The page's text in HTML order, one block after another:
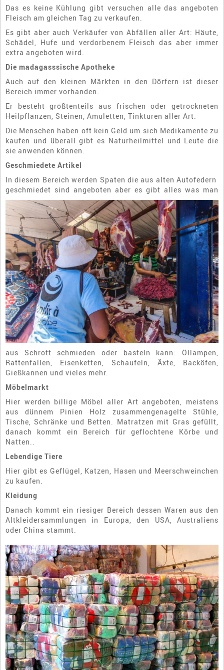
Das es keine Kühlung gibt versuchen alle das angeboten
Fleisch am gleichen Tag zu verkaufen.
Es gibt aber auch Verkäufer von Abfällen aller Art: Häute,
Schädel, Hufe und verdorbenem Fleisch das aber immer
extra angeboten wird.
Die madagasssische Apotheke
Auch auf den kleinen Märkten in den Dörfern ist dieser
Bereich immer vorhanden.
Er besteht größtenteils aus frischen oder getrockneten
Heilpflanzen, Steinen, Amuletten, Tinkturen aller Art.
Die Menschen haben oft kein Geld um sich Medikamente zu
kaufen und überall gibt es Naturheilmittel und Leute die
sie anwenden können.
Geschmiedete Artikel
In diesem Bereich werden Spaten die aus alten Autofedern
geschmiedet sind angeboten aber es gibt alles was man
aus Schrott schmieden oder basteln kann: Öllampen,
Rattenfallen, Eisenketten, Schaufeln, Äxte, Backöfen,
Gießkannen und vieles mehr.
Möbelmarkt
Hier werden billige Möbel aller Art angeboten, meistens
aus dünnem Pinien Holz zusammengenagelte Stühle,
Tische, Schränke und Betten. Matratzen mit Gras gefüllt,
danach kommt ein Bereich für geflochtene Körbe und
Natten..
Lebendige Tiere
Hier gibt es Geflügel, Katzen, Hasen und Meerschweinchen
zu kaufen.
Kleidung
Danach kommt ein riesiger Bereich dessen Waren aus den
Altkleidersammlungen in Europa, den USA, Australiens
oder China stammt.